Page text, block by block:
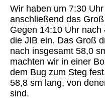
Wir haben um 7:30
anschließend das
Gegen 14:10 Uhr
die JIB ein. Das Groß
nach insgesamt 58,0
machten wir in einer
dem Bug zum Steg
58,8 sm lang, von
sind.